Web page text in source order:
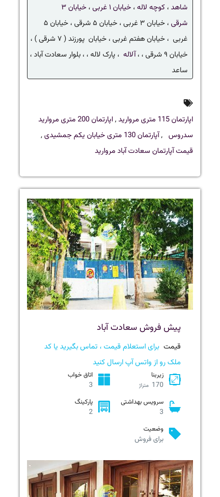
شاهد ، کوچه لاله ، خیابان ۱ غربی ،
خیابان ۳
شرقی
، خیابان ۳ غربی ، خیابان ۵ شرقی ، خیابان ۵
غربی ، خیابان هفتم غربی ، خیابان پورزند ( ۷ شرقی ) ،
خیابان ۹ شرقی ، ،
آلاله ، پارک لاله ، ، بلوار سعادت آباد ،
ساعد
اپارتمان 115 متری مروارید ,
اپارتمان 200 متری مروارید
سدروس ,آپارتمان 130 متری خیابان یکم جمشیدی
,
قیمت آپارتمان سعادت آباد مروارید
پیش فروش سعادت آباد
قیمت برای استعلام قیمت ، تماس بگیرید یا کد
ملک رو از واتس آپ ارسال کنید
زیربنا
170 متراژ
اتاق خواب
3
سرویس بهداشتی
3
پارکینگ
2
وضعیت
برای فروش